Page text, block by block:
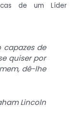
de um Líder
capazes de
quiser por
dê-lhe
Lincoln